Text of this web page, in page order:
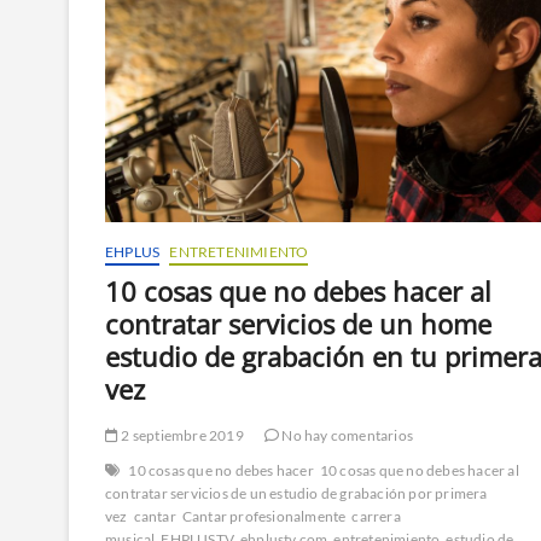
EHPLUS ENTRETENIMIENTO
10 cosas que no debes hacer al
contratar servicios de un home
estudio de grabación en tu primera
vez
2 septiembre 2019
No hay comentarios
10 cosas que no debes hacer 10 cosas que no debes hacer al
contratar servicios de un estudio de grabación por primera
vez cantar Cantar profesionalmente carrera